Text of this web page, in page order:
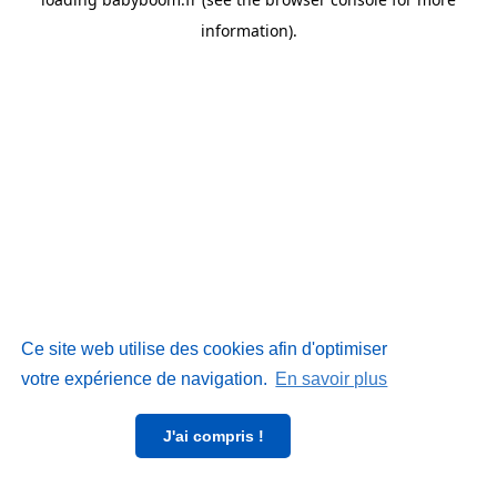
Ce site web utilise des cookies afin d'optimiser
votre expérience de navigation. En savoir plus
J'ai compris !
information).